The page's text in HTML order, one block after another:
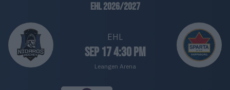
EHL 2026/2027
EHL
Sep 17 4:30 PM
Leangen Arena